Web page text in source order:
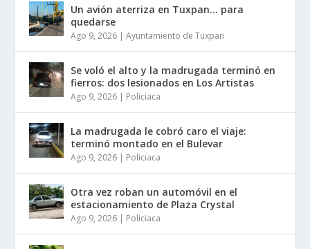
Un avión aterriza en Tuxpan… para
quedarse
Ago 9, 2026 |Ayuntamiento de Tuxpan
Se voló el alto y la madrugada terminó en
fierros: dos lesionados en Los Artistas
Ago 9, 2026 | Policiaca
La madrugada le cobró caro el viaje:
terminó montado en el Bulevar
Ago 9, 2026 | Policiaca
Otra vez roban un automóvil en el
estacionamiento de Plaza Crystal
Ago 9, 2026 | Policiaca